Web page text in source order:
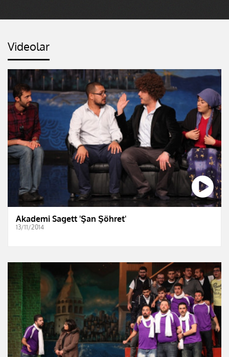
Videolar
Akademi Sagett 'Şan Şöhret'
13/11/2014